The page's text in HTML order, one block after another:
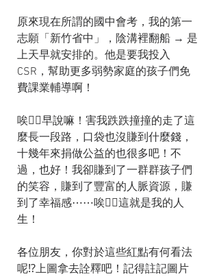
原來現在所謂的國中會考，我的第一
志願「新竹省中」，陰溝裡翻船 → 是
上天早就安排的。他是要我投入
CSR，幫助更多弱勢家庭的孩子們免
費課業輔導啊！
唉😮‍💨早說嘛！害我跌跌撞撞的走了這
麼長一段路，口袋也沒賺到什麼錢，
十幾年來捐做公益的也很多吧！不
過，也好！我卻賺到了一群群孩子們
的笑容，賺到了豐富的人脈資源，賺
到了幸福感⋯⋯唉😮‍💨這就是我的人
生！
各位朋友，你對於這些紅點有何看法
呢⁉️上圖拿去詮釋吧！記得註記圖片